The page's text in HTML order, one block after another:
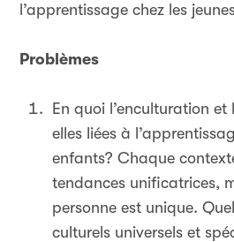
l’apprentissage chez les
Problèmes
En quoi l’enculturation
elles liées à
enfants? Chaque
tendances unificatrices,
personne est unique.
culturels universels et